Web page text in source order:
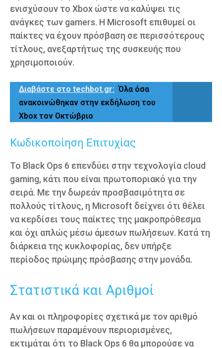
ενισχύσουν το Xbox ώστε να καλύψει τις
ανάγκες των gamers. Η Microsoft επιθυμεί οι
παίκτες να έχουν πρόσβαση σε περισσότερους
τίτλους, ανεξαρτήτως της συσκευής που
χρησιμοποιούν.
Διαβάστε στο techbot.gr: Όλα όσα
ανακοινώθηκαν στην εκδήλωση του
Xbox τον Οκτώβριο
Κωδικοποίηση Επιτυχίας
Το Black Ops 6 επενδύει στην τεχνολογία cloud
gaming, κάτι που είναι πρωτοποριακό για την
σειρά. Με την δωρεάν προσβασιμότητα σε
πολλούς τίτλους, η Microsoft δείχνει ότι θέλει
να κερδίσει τους παίκτες της μακροπρόθεσμα
και όχι απλώς μέσω άμεσων πωλήσεων. Κατά τη
διάρκεια της κυκλοφορίας, δεν υπήρξε
περίοδος πρώιμης πρόσβασης στην μονάδα.
Στατιστικά και Αριθμοί
Αν και οι πληροφορίες σχετικά με τον αριθμό
πωλήσεων παραμένουν περιορισμένες,
εκτιμάται ότι το Black Ops 6 θα μπορούσε να